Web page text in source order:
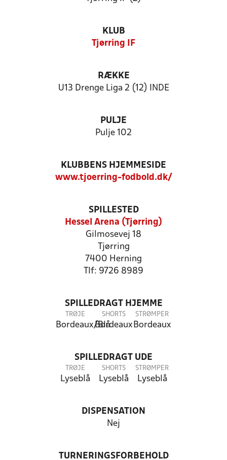
KLUB
Tjørring IF
RÆKKE
U13 Drenge Liga 2 (12) INDE
PULJE
Pulje 102
KLUBBENS HJEMMESIDE
www.tjoerring-fodbold.dk/
SPILLESTED
Hessel Arena (Tjørring)
Gilmosevej 18
Tjørring
7400 Herning
Tlf: 9726 8989
SPILLEDRAGT HJEMME
TRØJE
Bordeaux/Blå
SHORTS
Bordeaux
STRØMPER
Bordeaux
SPILLEDRAGT UDE
TRØJE
Lyseblå
SHORTS
Lyseblå
STRØMPER
Lyseblå
DISPENSATION
Nej
TURNERINGSFORBEHOLD